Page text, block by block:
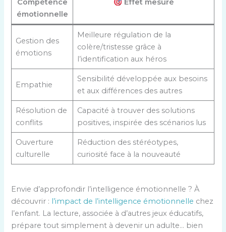
Compétence
émotionnelle
Effet mesuré
Gestion des
émotions
Meilleure régulation de la
colère/tristesse grâce à
l’identification aux héros
Empathie
Sensibilité développée aux besoins
et aux différences des autres
Résolution de
conflits
Capacité à trouver des solutions
positives, inspirée des scénarios lus
Ouverture
culturelle
Réduction des stéréotypes,
curiosité face à la nouveauté
Envie d’approfondir l’intelligence émotionnelle ? À
découvrir : l’impact de l’intelligence émotionnelle chez
l’enfant. La lecture, associée à d’autres jeux éducatifs,
prépare tout simplement à devenir un adulte… bien